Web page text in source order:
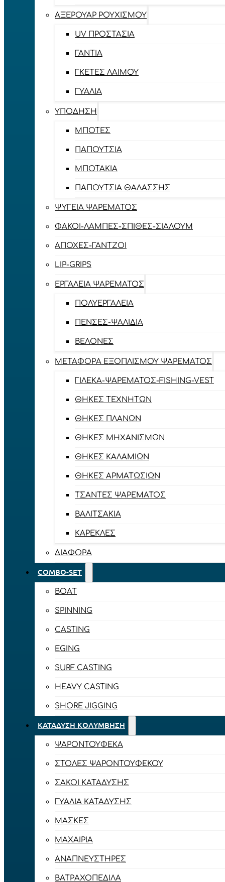
ΑΞΕΡΟΥΆΡ ΡΟΥΧΙΣΜΟΎ
UV ΠΡΟΣΤΑΣΊΑ
ΓΆΝΤΙΑ
ΓΚΈΤΕΣ ΛΑΊΜΟΥ
ΓΥΑΛΙΆ
ΥΠΌΔΗΣΗ
ΜΠΌΤΕΣ
ΠΑΠΟΎΤΣΙΑ
ΜΠΟΤΆΚΙΑ
ΠΑΠΟΎΤΣΙΑ ΘΑΛΆΣΣΗΣ
ΨΥΓΕΊΑ ΨΑΡΈΜΑΤΟΣ
ΦΑΚΟΊ-ΛΆΜΠΕΣ-ΣΠΊΘΕΣ-ΣΊΑΛΟΥΜ
ΑΠΌΧΕΣ-ΓΆΝΤΖΟΙ
LIP-GRIPS
EΡΓΑΛΕΊΑ ΨΑΡΈΜΑΤΟΣ
ΠΟΛΥΕΡΓΑΛΕΊΑ
ΠΈΝΣΕΣ-ΨΑΛΊΔΙΑ
ΒΕΛΌΝΕΣ
ΜΕΤΑΦΟΡΆ ΕΞΟΠΛΙΣΜΟΎ ΨΑΡΈΜΑΤΟΣ
ΓΙΛΈΚΑ-ΨΑΡΈΜΑΤΟΣ-FISHING-VEST
ΘΉΚΕΣ ΤΕΧΝΗΤΏΝ
ΘΉΚΕΣ ΠΛΆΝΩΝ
ΘΉΚΕΣ ΜΗΧΑΝΙΣΜΏΝ
ΘΉΚΕΣ ΚΑΛΑΜΙΏΝ
ΘΉΚΕΣ ΑΡΜΑΤΩΣΙΏΝ
ΤΣΆΝΤΕΣ ΨΑΡΈΜΑΤΟΣ
ΒΑΛΙΤΣΆΚΙΑ
ΚΑΡΈΚΛΕΣ
ΔΙΆΦΟΡΑ
COMBO-SET
BOAT
SPINNING
CASTING
EGING
SURF CASTING
HEAVY CASTING
SHORE JIGGING
ΚΑΤΆΔΥΣΗ ΚΟΛΎΜΒΗΣΗ
ΨΑΡΟΝΤΟΎΦΕΚΑ
ΣΤΟΛΈΣ ΨΑΡΟΝΤΟΎΦΕΚΟΥ
ΣΆΚΟΙ ΚΑΤΆΔΥΣΗΣ
ΓΥΑΛΙΆ ΚΑΤΆΔΥΣΗΣ
ΜΆΣΚΕΣ
ΜΑΧΑΊΡΙΑ
ΑΝΑΠΝΕΥΣΤΉΡΕΣ
ΒΑΤΡΑΧΟΠΈΔΙΛΑ